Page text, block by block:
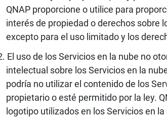
QNAP proporcione o utilice para
interés de propiedad o derechos sobre
excepto para el uso limitado y los
El uso de los Servicios en la nube no
intelectual sobre los Servicios en la
podría no utilizar el contenido de los
propietario o esté permitido por la ley.
logotipo utilizados en los Servicios en